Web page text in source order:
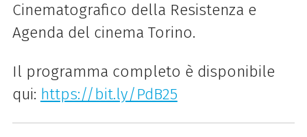
Cinematografico della Resistenza e
Agenda del cinema Torino.
Il programma completo è disponibile
qui: https://bit.ly/PdB25